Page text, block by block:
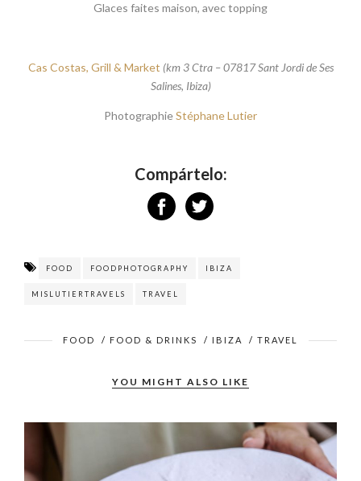
Glaces faites maison, avec topping
Cas Costas, Grill & Market (km 3 Ctra – 07817 Sant Jordi de Ses
Salines, Ibiza)
PhotographieStéphane Lutier
Compártelo:
FOOD FOODPHOTOGRAPHY IBIZA
MISLUTIERTRAVELS TRAVEL
FOOD / FOOD & DRINKS / IBIZA / TRAVEL
YOU MIGHT ALSO LIKE